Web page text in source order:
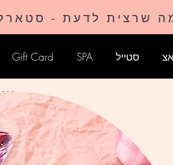
שרצית לדעת -
סטייל SPA
Gift Card
משלוח חינם בהזמנה מעל 399 ₪